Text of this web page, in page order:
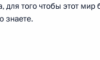
с Президентом
для того чтобы этот
знаете.